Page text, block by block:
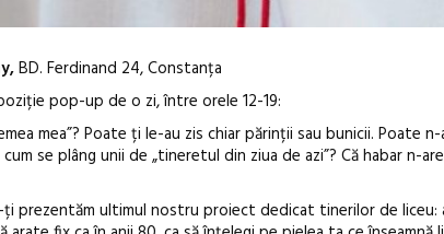
BD. Ferdinand 24, Constanța
pop-up de o zi, între orele 12-19:
mea”? Poate ți le-au zis chiar părinții sau bunicii. Poate
se plâng unii de „tineretul din ziua de azi”? Că habar n-
prezentăm ultimul nostru proiect dedicat tinerilor de liceu:
Sleeping